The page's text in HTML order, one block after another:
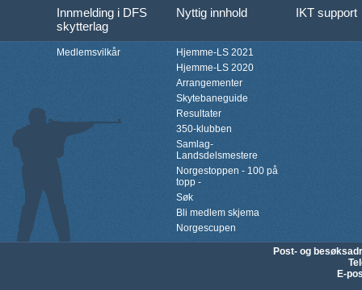
Innmelding i DFS
skytterlag
Nyttig innhold IKT support
Medlemsvilkår
Hjemme-LS 2021
Hjemme-LS 2020
Arrangementer
Skytebaneguide
Resultater
350-klubben
Samlag-
Landsdelsmestere
Norgestoppen - 100 på
topp -
Søk
Bli medlem skjema
Norgescupen
Post- og
E-